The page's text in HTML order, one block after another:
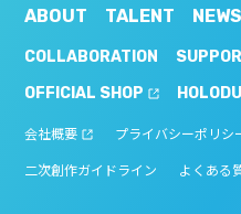
ABOUT TALENT NEWS
COLLABORATION
OFFICIAL SHOP
会社概要 プライバシーポリシ
二次創作ガイドライン よくある